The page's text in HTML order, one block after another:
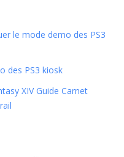
le mode demo des PS3
des PS3 kiosk
XIV Guide Carnet